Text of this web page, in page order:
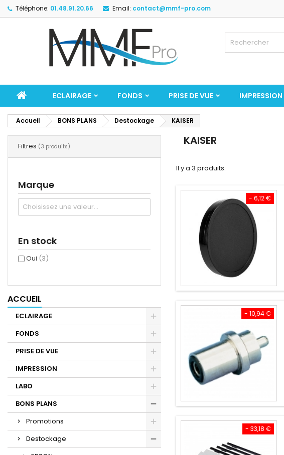
Téléphone: 01.48.91.20.66 Email: contact@mmf-pro.com
ECLAIRAGE FONDS PRISE DE VUE IMPRESSION
Accueil BONS PLANS Destockage KAISER
Filtres (3 produits)
Marque
En stock
Oui (3)
ACCUEIL
ECLAIRAGE
FONDS
PRISE DE VUE
IMPRESSION
LABO
BONS PLANS
Promotions
Destockage
KAISER
Il y a 3 produits.
- 6,12 €
- 10,94 €
- 33,18 €